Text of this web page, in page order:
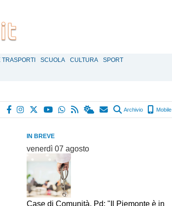
SCUOLA CULTURA
SPORT
Archivio Mobile
IN BREVE
venerdì 07 agosto
Case di Comunità, Pd: "Il Piemonte è in